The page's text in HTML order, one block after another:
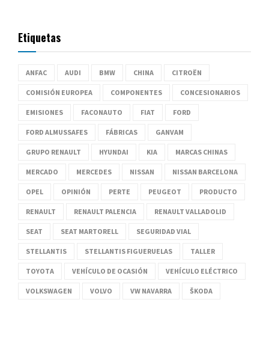
Etiquetas
ANFAC AUDI BMW CHINA CITROËN
COMISIÓN EUROPEA COMPONENTES CONCESIONARIOS
EMISIONES FACONAUTO FIAT FORD
FORD ALMUSSAFES FÁBRICAS GANVAM
GRUPO RENAULT HYUNDAI KIA MARCAS CHINAS
MERCADO MERCEDES NISSAN NISSAN BARCELONA
OPEL OPINIÓN PERTE PEUGEOT PRODUCTO
RENAULT RENAULT PALENCIA RENAULT VALLADOLID
SEAT SEAT MARTORELL SEGURIDAD VIAL
STELLANTIS STELLANTIS FIGUERUELAS TALLER
TOYOTA VEHÍCULO DE OCASIÓN VEHÍCULO ELÉCTRICO
VOLKSWAGEN VOLVO VW NAVARRA ŠKODA